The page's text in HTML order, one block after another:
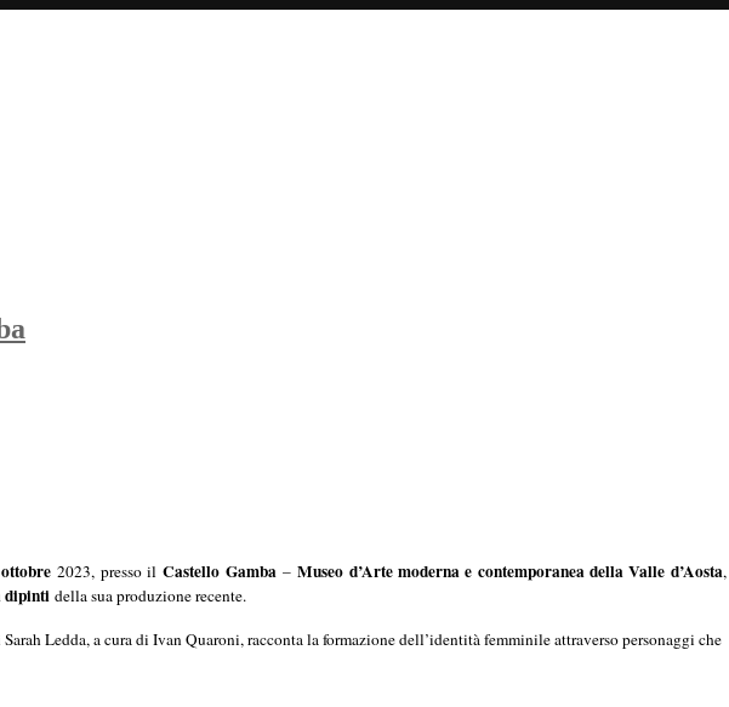
2023, presso ilCastello Gamba–Museo d’Arte moderna e contemporanea della Valle d’Aosta
dipinti della sua produzione recente.
Ledda, a cura di Ivan Quaroni, racconta la formazione dell’identità femminile attraverso personaggi che